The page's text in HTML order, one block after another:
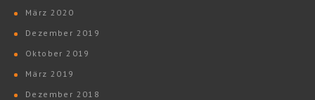
März 2020
Dezember 2019
Oktober 2019
März 2019
Dezember 2018